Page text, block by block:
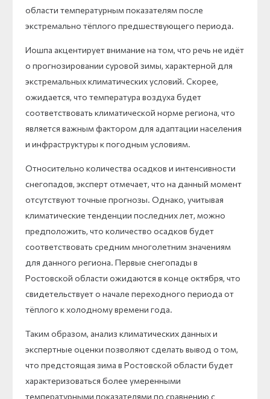
области температурным показателям после
экстремально тёплого предшествующего периода.
Иошпа акцентирует внимание на том, что речь не идёт
о прогнозировании суровой зимы, характерной для
экстремальных климатических условий. Скорее,
ожидается, что температура воздуха будет
соответствовать климатической норме региона, что
является важным фактором для адаптации населения
и инфраструктуры к погодным условиям.
Относительно количества осадков и интенсивности
снегопадов, эксперт отмечает, что на данный момент
отсутствуют точные прогнозы. Однако, учитывая
климатические тенденции последних лет, можно
предположить, что количество осадков будет
соответствовать средним многолетним значениям
для данного региона. Первые снегопады в
Ростовской области ожидаются в конце октября, что
свидетельствует о начале переходного периода от
тёплого к холодному времени года.
Таким образом, анализ климатических данных и
экспертные оценки позволяют сделать вывод о том,
что предстоящая зима в Ростовской области будет
характеризоваться более умеренными
температурными показателями по сравнению с